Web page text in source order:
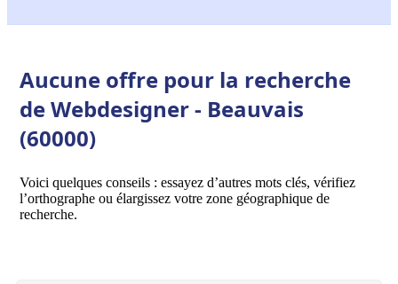
Aucune offre pour la recherche
de Webdesigner - Beauvais
(60000)
Voici quelques conseils : essayez d’autres mots clés, vérifiez
l’orthographe ou élargissez votre zone géographique de
recherche.